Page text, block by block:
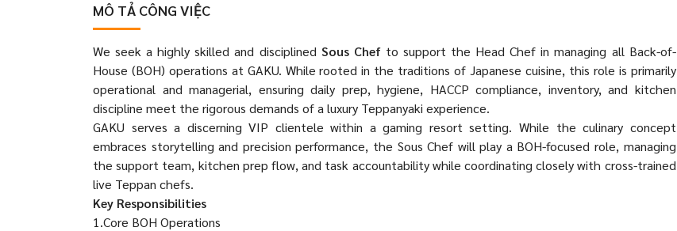
MÔ TẢ CÔNG VIỆC
We seek a highly skilled and disciplined Sous Chefto support the Head Chef in managing all Back-of-
House (BOH) operations at GAKU. While rooted in the traditions of Japanese cuisine, this role is primarily
operational and managerial, ensuring daily prep, hygiene, HACCP compliance, inventory, and kitchen
discipline meet the rigorous demands of a luxury Teppanyaki experience.
GAKU serves a discerning VIP clientele within a gaming resort setting. While the culinary concept
embraces storytelling and precision performance, the Sous Chef will play a BOH-focused role, managing
the support team, kitchen prep flow, and task accountability while coordinating closely with cross-trained
live Teppan chefs.
Key Responsibilities
1.Core BOH Operations